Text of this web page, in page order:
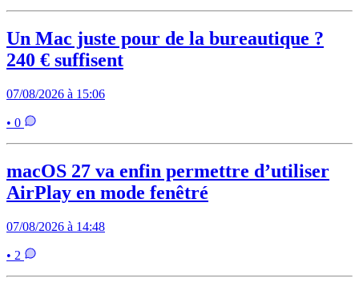
Un Mac juste pour de la bureautique ?
240 € suffisent
07/08/2026 à 15:06
• 0
macOS 27 va enfin permettre d’utiliser
AirPlay en mode fenêtré
07/08/2026 à 14:48
• 2